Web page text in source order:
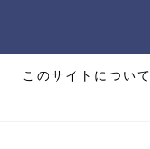
このサイトについて